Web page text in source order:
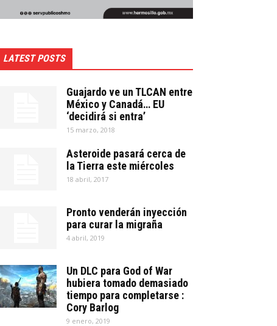
LATEST POSTS
Guajardo ve un TLCAN entre
México y Canadá… EU
‘decidirá si entra’
15 marzo, 2018
Asteroide pasará cerca de
la Tierra este miércoles
18 abril, 2017
Pronto venderán inyección
para curar la migraña
4 abril, 2019
Un DLC para God of War
hubiera tomado demasiado
tiempo para completarse :
Cory Barlog
9 enero, 2019